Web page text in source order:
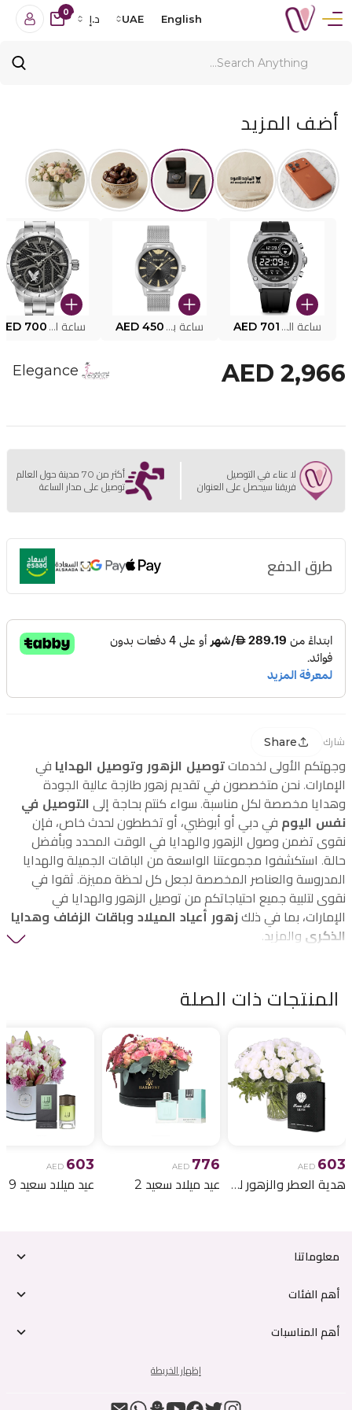
English
UAE د.إ
0
أضف المزيد
ساعة البوليس الذكية MY.AVATAR PEIUN0000101 AED 701 ساعة بوليس للرجال PEWJG0005002 AED 450 ساعة البوليس PEWJG2227302 700
AED 2,966
Elegance
لا عناء في التوصيل
فريقنا سيحصل على العنوان
أكثر من 70 مدينة حول العالم
توصيل على مدار الساعة
طرق الدفع
شارك Share
وجهتكم الأولى لخدمات توصيل الزهور وتوصيل الهدايا في
الإمارات. نحن متخصصون في تقديم زهور طازجة عالية الجودة
وهدايا مخصصة لكل مناسبة. سواء كنتم بحاجة إلى التوصيل في
نفس اليوم في دبي أو أبوظبي، أو تخططون لحدث خاص، فإن
نقوى تضمن وصول الزهور والهدايا في الوقت المحدد وبأفضل
حالة. استكشفوا مجموعتنا الواسعة من الباقات الجميلة والهدايا
المدروسة والعناصر المخصصة لجعل كل لحظة مميزة. ثقوا في
نقوى لتلبية جميع احتياجاتكم من توصيل الزهور والهدايا في
الإمارات، بما في ذلك زهور أعياد الميلاد وباقات الزفاف وهدايا
الذكرى والمزيد.
المنتجات ذات الصلة
AED 603
هدية العطر والزهور لعيد الميلاد 6
AED 776
عيد ميلاد سعيد 2
AED 603
عيد ميلاد سعيد 9
معلوماتنا
أهم الفئات
أهم المناسبات
إظهار الخريطة